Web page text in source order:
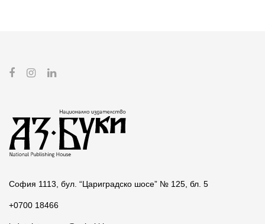
София 1113, бул. “Цариградско шосе” № 125, бл. 5
+0700 18466